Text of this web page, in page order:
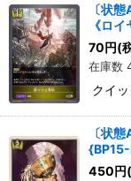
〔状
《ロイ
70円(
在庫数
クイ
〔状
{BP15-
450円